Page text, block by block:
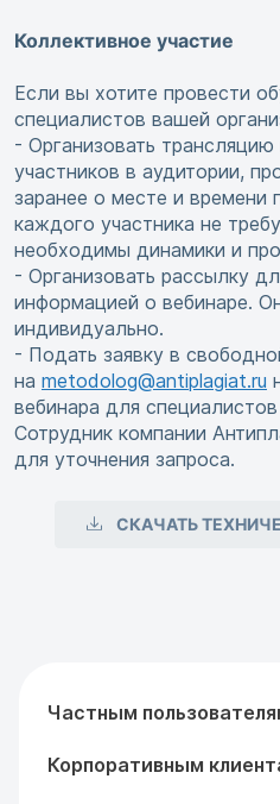
Коллективное участие
Если вы хотите провести
специалистов вашей
- Организовать
участников в аудитории,
заранее о месте и времени
каждого участника не
необходимы динамики и
- Организовать рассылку
информацией о вебинаре.
индивидуально.
- Подать заявку в
на metodolog@antiplagiat.ru
вебинара для
Сотрудник компании
для уточнения запроса.
СКАЧАТЬ
Частным
Корпоративным